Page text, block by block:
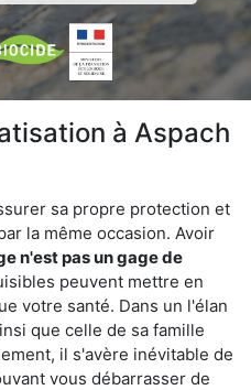
à Aspach
sa propre protection et
la même occasion. Avoir
n'est pas un gage de
peuvent mettre en
votre santé. Dans un l'élan
que celle de sa famille
il s'avère inévitable de
vous débarrasser de